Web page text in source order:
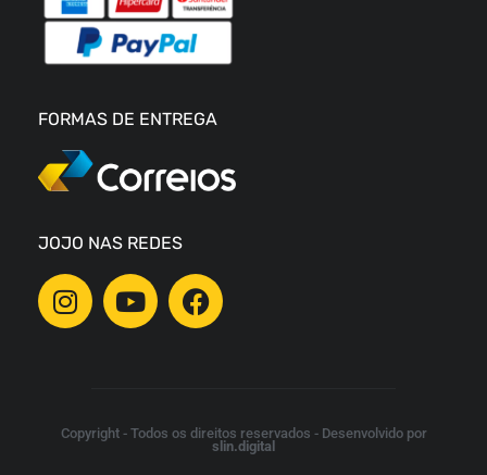
FORMAS DE ENTREGA
JOJO NAS REDES
Copyright - Todos os direitos reservados - Desenvolvido por
slin.digital